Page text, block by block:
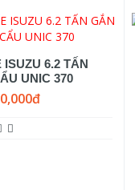
ISUZU 6.2 TẤN
UNIC 370